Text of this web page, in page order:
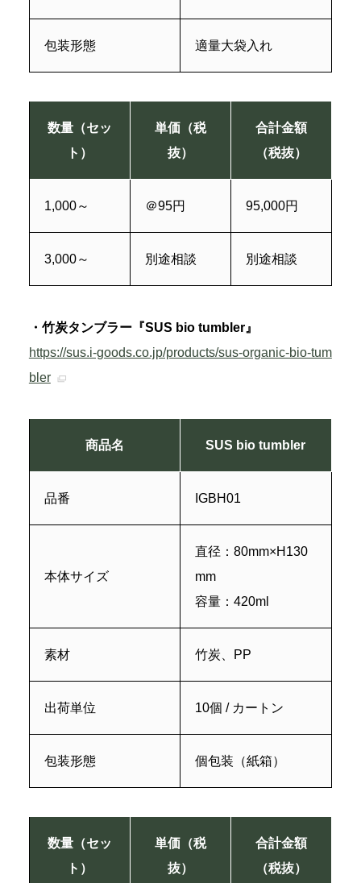
包装形態 適量大袋入れ
数量（セッ
ト）
単価（税
抜）
合計金額
（税抜）
1,000～ ＠95円 95,000円
3,000～ 別途相談 別途相談
・竹炭タンブラー『SUS bio tumbler』
https://sus.i-goods.co.jp/products/sus-organic-bio-tum
bler
商品名 SUS bio tumbler
品番 IGBH01
本体サイズ
直径：80mm×H130
mm
容量：420ml
素材 竹炭、PP
出荷単位 10個 / カートン
包装形態 個包装（紙箱）
数量（セッ
ト）
単価（税
抜）
合計金額
（税抜）